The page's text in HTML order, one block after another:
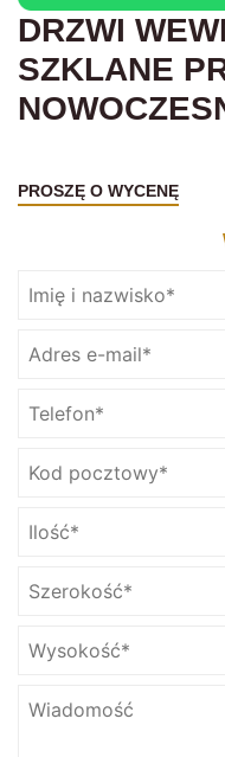
DRZWI
SZKLANE
PROSZĘ O WYCENĘ